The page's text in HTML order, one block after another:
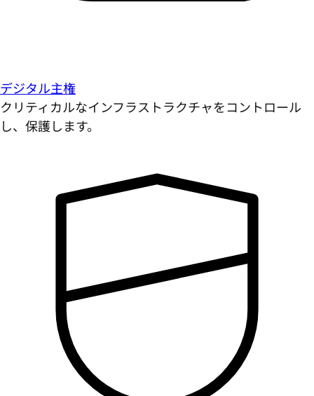
デジタル主権
クリティカルなインフラストラクチャをコントロール
し、保護します。